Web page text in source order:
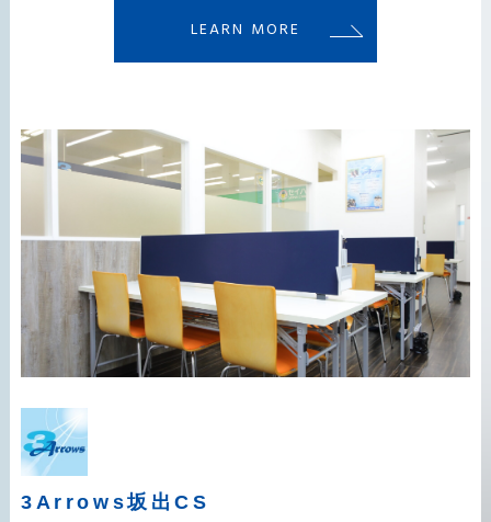
LEARN MORE
3Arrows坂出CS